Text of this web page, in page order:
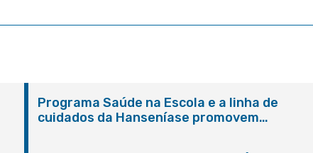
Programa Saúde na Escola e a linha de
cuidados da Hanseníase promovem